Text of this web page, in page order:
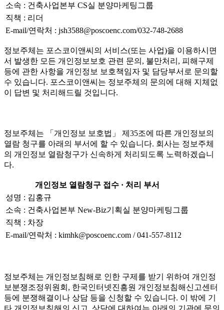
소속 : 건축사업본부 CS실 분양마케팅그룹
직책 : 리더
E-mail/연락처 : jsh3588@poscoenc.com/032-748-2688
정보주체는 포스코이앤씨의 서비스(또는 사업)을 이용하시면
서 발생한 모든 개인정보보호 관련 문의, 불만처리, 피해구제
등에 관한 사항을 개인정보 보호책임자 및 담당부서로 문의할
수 있습니다. 포스코이앤씨는 정보주체의 문의에 대해 지체없
이 답변 및 처리해드릴 것입니다.
정보주체는 「개인정보 보호법」 제35조에 따른 개인정보의
열람 청구를 아래의 부서에 할 수 있습니다. 회사는 정보주체
의 개인정보 열람청구가 신속하게 처리되도록 노력하겠습니
다.
개인정보 열람청구 접수 · 처리 부서
성명 : 김홍규
소속 : 건축사업본부 New-Biz기획실 분양마케팅그룹
직책 : 차장
E-mail/연락처 : kimhk@poscoenc.com / 041-557-8112
정보주체는 개인정보침해로 인한 구제를 받기 위하여 개인정
보분쟁조정위원회, 한국인터넷진흥원 개인정보침해신고센터
등에 분쟁해결이나 상담 등을 신청할 수 있습니다. 이 밖에 기
타 개인정보침해의 신고, 상담에 대하여는 아래의 기관에 문의